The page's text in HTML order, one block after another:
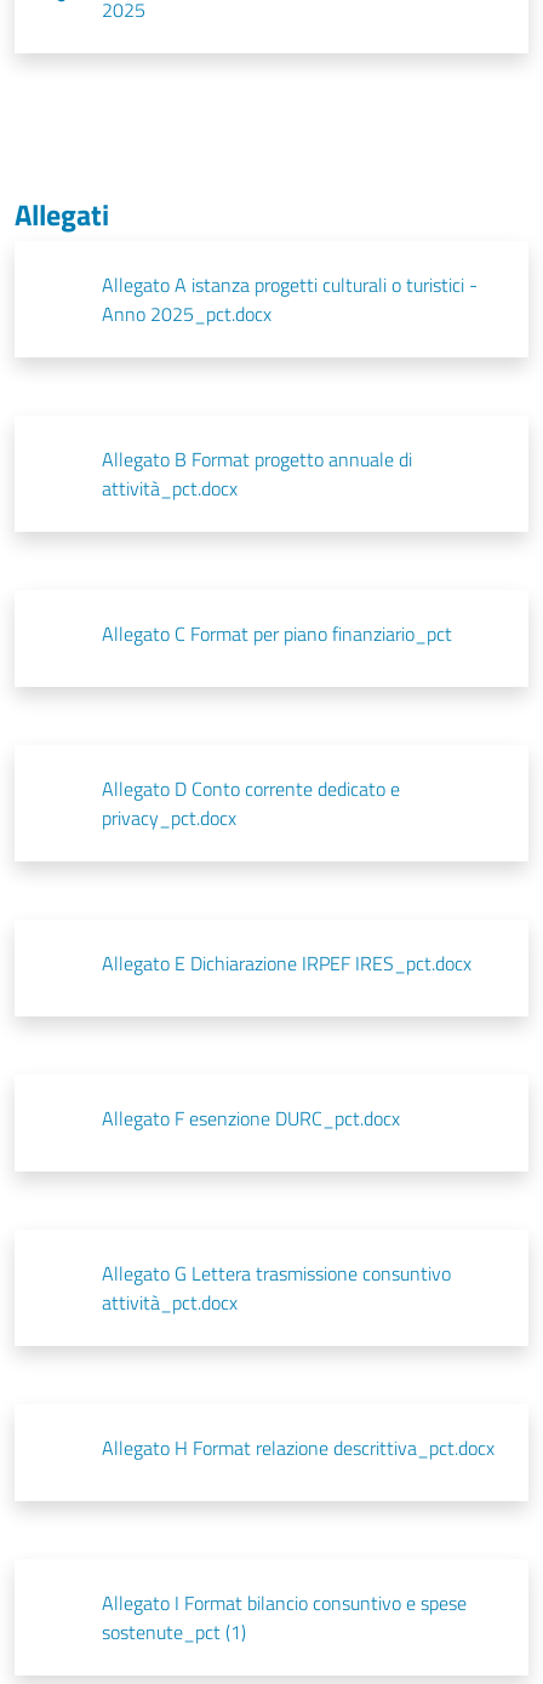
2025
Allegati
Allegato A istanza progetti culturali o turistici -
Anno 2025_pct.docx
Allegato B Format progetto annuale di
attività_pct.docx
Allegato C Format per piano finanziario_pct
Allegato D Conto corrente dedicato e
privacy_pct.docx
Allegato E Dichiarazione IRPEF IRES_pct.docx
Allegato F esenzione DURC_pct.docx
Allegato G Lettera trasmissione consuntivo
attività_pct.docx
Allegato H Format relazione descrittiva_pct.docx
Allegato I Format bilancio consuntivo e spese
sostenute_pct (1)